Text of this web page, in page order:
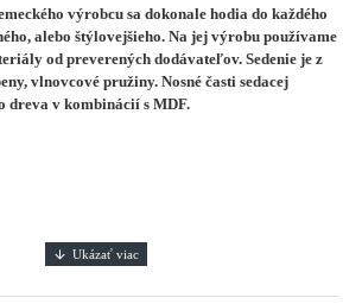
výrobcu sa dokonale hodia do každého
alebo štýlovejšieho. Na jej výrobu používame
od preverených dodávateľov. Sedenie je z
vlnovcové pružiny. Nosné časti sedacej
dreva v kombinácií s MDF.